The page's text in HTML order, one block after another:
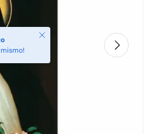
Siguiente
Cerrar